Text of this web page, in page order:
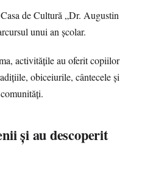
de Cultură „Dr. Augustin
unui an școlar.
activitățile au oferit copiilor
obiceiurile, cântecele și
și au descoperit